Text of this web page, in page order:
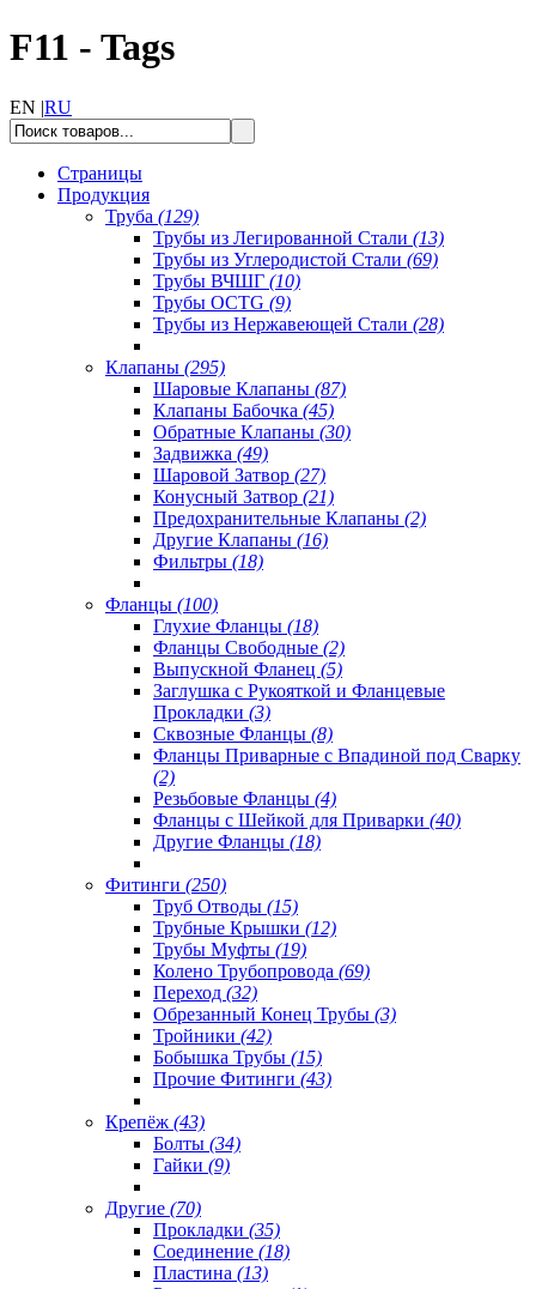
F11 - Tags
EN |RU
Страницы
Продукция
Труба (129)
Трубы из Легированной Стали (13)
Трубы из Углеродистой Стали (69)
Трубы ВЧШГ (10)
Трубы OCTG (9)
Трубы из Нержавеющей Стали (28)
Клапаны (295)
Шаровые Клапаны (87)
Клапаны Бабочка (45)
Обратные Клапаны (30)
Задвижка (49)
Шаровой Затвор (27)
Конусный Затвор (21)
Предохранительные Клапаны (2)
Другие Клапаны (16)
Фильтры (18)
Фланцы (100)
Глухие Фланцы (18)
Фланцы Свободные (2)
Выпускной Фланец (5)
Заглушка с Рукояткой и Фланцевые
Прокладки (3)
Сквозные Фланцы (8)
Фланцы Приварные с Впадиной под Сварку
(2)
Резьбовые Фланцы (4)
Фланцы с Шейкой для Приварки (40)
Другие Фланцы (18)
Фитинги (250)
Труб Отводы (15)
Трубные Крышки (12)
Трубы Муфты (19)
Колено Трубопровода (69)
Переход (32)
Обрезанный Конец Трубы (3)
Тройники (42)
Бобышка Трубы (15)
Прочие Фитинги (43)
Крепёж (43)
Болты (34)
Гайки (9)
Другие (70)
Прокладки (35)
Соединение (18)
Пластина (13)